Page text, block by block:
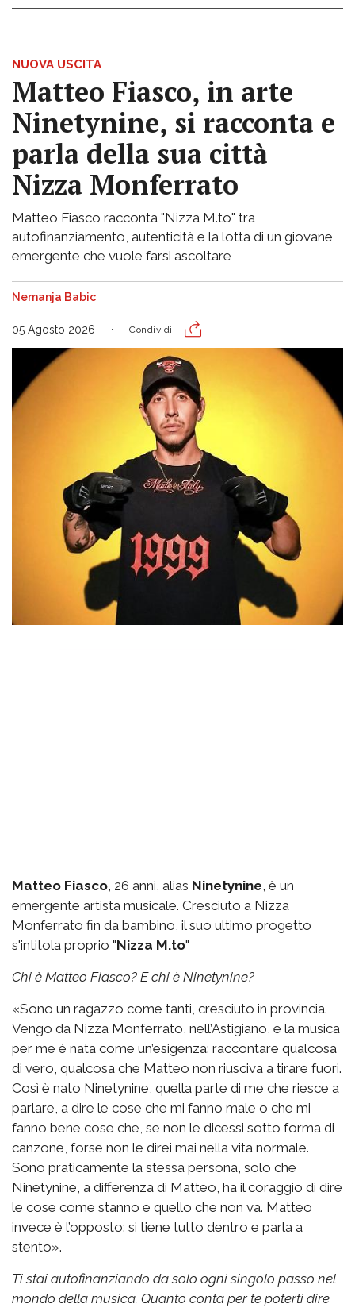
NUOVA USCITA
Matteo Fiasco, in arte
Ninetynine, si racconta e
parla della sua città
Nizza Monferrato
Matteo Fiasco racconta "Nizza M.to" tra
autofinanziamento, autenticità e la lotta di un giovane
emergente che vuole farsi ascoltare
Nemanja Babic
05 Agosto 2026 Condividi
Matteo Fiasco, 26 anni, alias Ninetynine, è un
emergente artista musicale. Cresciuto a Nizza
Monferrato fin da bambino, il suo ultimo progetto
s'intitola proprio "Nizza M.to"
Chi è Matteo Fiasco? E chi è Ninetynine?
«Sono un ragazzo come tanti, cresciuto in provincia.
Vengo da Nizza Monferrato, nell’Astigiano, e la musica
per me è nata come un’esigenza: raccontare qualcosa
di vero, qualcosa che Matteo non riusciva a tirare fuori.
Così è nato Ninetynine, quella parte di me che riesce a
parlare, a dire le cose che mi fanno male o che mi
fanno bene cose che, se non le dicessi sotto forma di
canzone, forse non le direi mai nella vita normale.
Sono praticamente la stessa persona, solo che
Ninetynine, a differenza di Matteo, ha il coraggio di dire
le cose come stanno e quello che non va. Matteo
invece è l’opposto: si tiene tutto dentro e parla a
stento».
Ti stai autofinanziando da solo ogni singolo passo nel
mondo della musica. Quanto conta per te poterti dire